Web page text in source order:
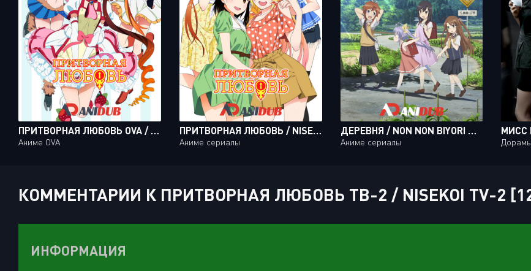
ПРИТВОРНАЯ ЛЮБОВЬ OVA / NISEKOI [04 ИЗ 04]
Аниме OVA
ПРИТВОРНАЯ ЛЮБОВЬ / NISEKOI [20 ИЗ 20]
Аниме сериалы
ДЕРЕВНЯ / NON NON BIYORI NONSTOP [12 ИЗ 12]
Аниме сериалы Дорамы
КОММЕНТАРИИ К ПРИТВОРНАЯ ЛЮБОВЬ ТВ-2 / NISEKOI TV-2
ИНФОРМАЦИЯ